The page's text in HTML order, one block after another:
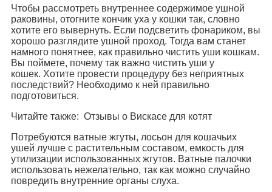
Чтобы рассмотреть внутреннее содержимое ушной
раковины, отогните кончик уха у кошки так, словно
хотите его вывернуть. Если подсветить фонариком, вы
хорошо разглядите ушной проход. Тогда вам станет
намного понятнее, как правильно чистить уши кошкам.
Вы поймете, почему так важно чистить уши у
кошек. Хотите провести процедуру без неприятных
последствий? Необходимо к ней правильно
подготовиться.
Читайте также: Отзывы о Вискасе для котят
Потребуются ватные жгуты, лосьон для кошачьих
ушей лучше с растительным составом, емкость для
утилизации использованных жгутов. Ватные палочки
использовать нежелательно, так как можно случайно
повредить внутренние органы слуха.